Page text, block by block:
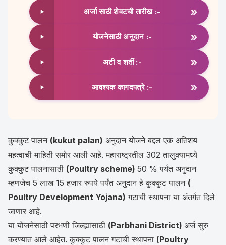
अर्जा साठी शेवटची तारीख :- »
योजनेसाठी अनुदान :- »
अटी व शर्ती :- »
आवश्यक कागदपत्रे :- »
कुक्कुट पालन (kukut palan) अनुदान योजने बद्दल एक अतिशय
महत्वाची माहिती समोर आली आहे. महाराष्ट्रतील 302 तालुक्यामध्ये
कुक्कुट पालनासाठी (Poultry scheme) 50 % पर्यंत अनुदान
म्हणजेच 5 लाख 15 हजार रुपये पर्यंत अनुदान हे कुक्कुट पालन (
Poultry Development Yojana) गटाची स्थापना या अंतर्गत दिले
जाणार आहे.
या योजनेसाठी परभणी जिल्ह्यासाठी (Parbhani District) अर्ज सुरु
करण्यात आले आहेत. कुक्कुट पालन गटाची स्थापना (Poultry